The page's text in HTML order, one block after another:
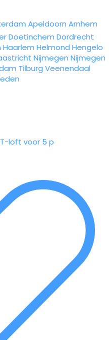
Apeldoorn Arnhem
Doetinchem Dordrecht
Haarlem Helmond Hengelo
Nijmegen Nijmegen
Tilburg Veenendaal
T-loft voor 5 p